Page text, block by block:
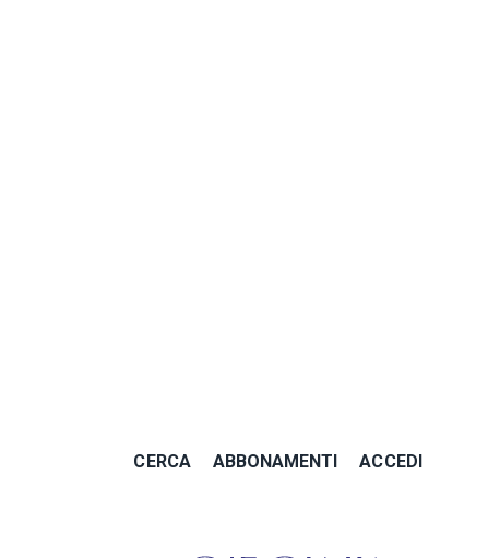
CERCA ABBONAMENTI ACCEDI